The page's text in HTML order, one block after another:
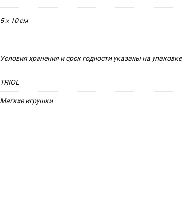
5 х 10 см
Условия хранения и срок годности указаны на упаковке
TRIOL
Мягкие игрушки